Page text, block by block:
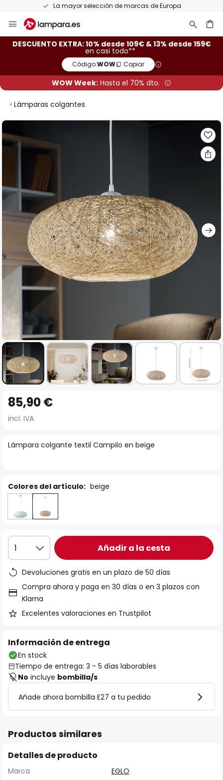
La mayor selección de marcas de Europa
al
contenido
DESCUENTO EXTRA: 10% desde 109€ & 13% desde 159€
en casi todo**
Código:WOW Copiar
WOW Week: Hasta el 70% dto.
Lámparas colgantes
Saltar
al
galería
de
imágenes
comienzo
laLámpara colgante textil Campilo en beige
85,90 €
incl. IVA
Colores del artículo: beige
1 Añadir a la cesta
Devoluciones gratis en un plazo de 50 días
Compra ahora y paga en 30 días o en 3 plazos con
Klarna
Excelentes valoraciones en Trustpilot
Información de entrega
En stock
Tiempo de entrega: 3 - 5 días laborables
No incluye bombilla/s
Añade ahora bombilla E27 a tu pedido
Productos similares
Detalles de producto
Marca
EGLO